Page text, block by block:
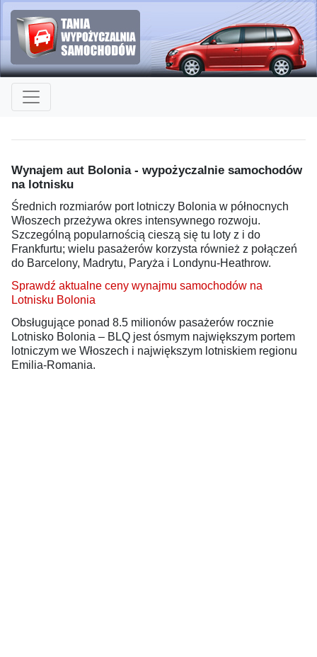
Wynajem aut Bolonia - wypożyczalnie samochodów
na lotnisku
Średnich rozmiarów port lotniczy Bolonia w północnych
Włoszech przeżywa okres intensywnego rozwoju.
Szczególną popularnością cieszą się tu loty z i do
Frankfurtu; wielu pasażerów korzysta również z połączeń
do Barcelony, Madrytu, Paryża i Londynu-Heathrow.
Sprawdź aktualne ceny wynajmu samochodów na
Lotnisku Bolonia
Obsługujące ponad 8.5 milionów pasażerów rocznie
Lotnisko Bolonia – BLQ jest ósmym największym portem
lotniczym we Włoszech i największym lotniskiem regionu
Emilia-Romania.